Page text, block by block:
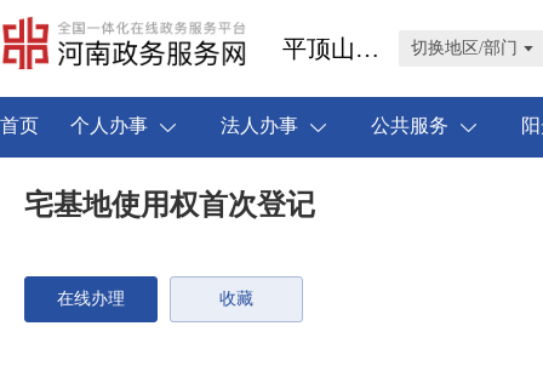
平顶山市叶县 切换地区/部门
首页 个人办事 法人办事 公共服务
宅基地使用权首次登记
在线办理 收藏